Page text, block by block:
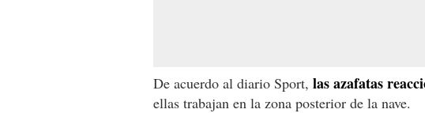
De acuerdo al diario Sport, las azafatas
ellas trabajan en la zona posterior de la nave.